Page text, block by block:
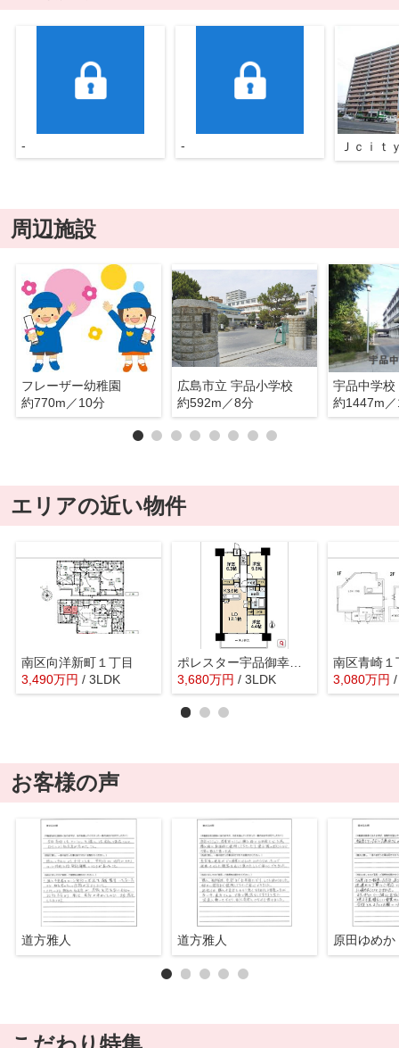
- -
周辺施設
フレーザー幼稚園
約770m／10分
広島市立 宇品小学校
約592m／8分
宇品中学校
約1447m
エリアの近い物件
南区向洋新町１丁目
3,490万円 / 3LDK
ポレスター宇品御幸プレミアムコート
3,680万円 / 3LDK
南区青崎１
3,080万円
お客様の声
道方雅人 道方雅人 原田ゆめか